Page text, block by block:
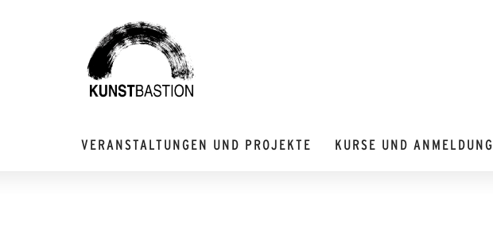
VERANSTALTUNGEN UND PROJEKTE KURSE UND ANMELDUNG